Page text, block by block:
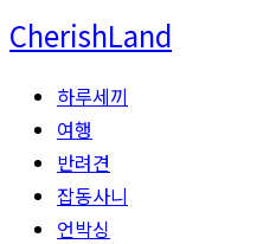
Skip
to
content
CherishLand
하루세끼
여행
반려견
잡동사니
언박싱